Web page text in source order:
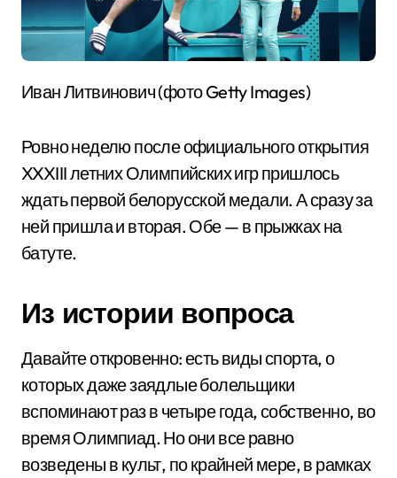
Иван Литвинович (фото Getty Images)
Ровно неделю после официального открытия
XXXIII летних Олимпийских игр пришлось
ждать первой белорусской медали. А сразу за
ней пришла и вторая. Обе — в прыжках на
батуте.
Из истории вопроса
Давайте откровенно: есть виды спорта, о
которых даже заядлые болельщики
вспоминают раз в четыре года, собственно, во
время Олимпиад. Но они все равно
возведены в культ, по крайней мере, в рамках